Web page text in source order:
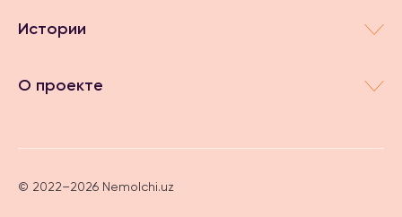
Истории
О проекте
© 2022–2026 Nemolchi.uz